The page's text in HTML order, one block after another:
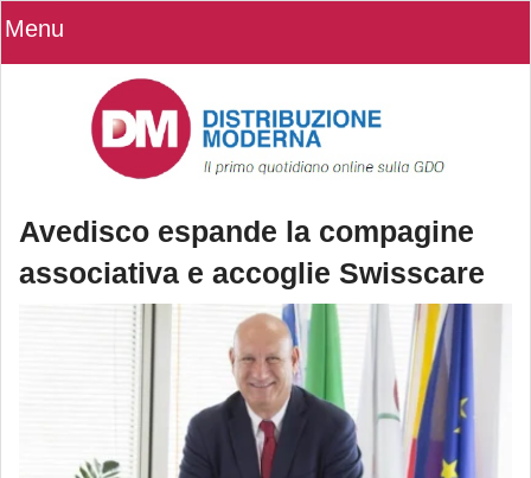
Menu
Avedisco espande la compagine
associativa e accoglie Swisscare